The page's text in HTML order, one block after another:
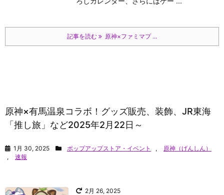
記事を読む 原神×ファミマプ ...
原神×有馬温泉コラボ！グッズ販売、装飾、JR東海
「推し旅」など2025年2月22日～
1月 30, 2025 ポップアップストア・イベント ,
原神（げんしん）
,
速報
2月 26, 2025